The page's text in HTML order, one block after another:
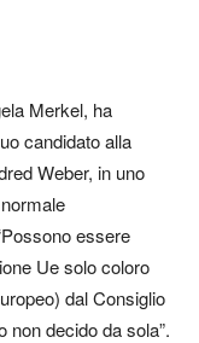
Merkel, ha
candidato alla
Weber, in uno
essere
Ue solo coloro
dal Consiglio
decido da sola”.